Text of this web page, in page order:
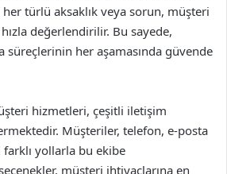
türlü aksaklık veya sorun, müşteri
değerlendirilir. Bu sayede,
süreçlerinin her aşamasında güvende
hizmetleri, çeşitli iletişim
Müşteriler, telefon, e-posta
farklı yollarla bu ekibe
müşteri ihtiyaçlarına en